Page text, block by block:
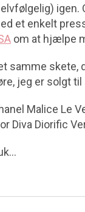
igen.
et enkelt
om at hjælpe
samme skete,
jeg er solgt
Malice Le
Diva Diorific